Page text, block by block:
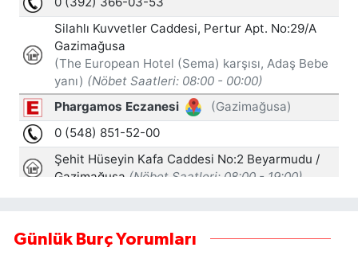
Günlük Burç Yorumları